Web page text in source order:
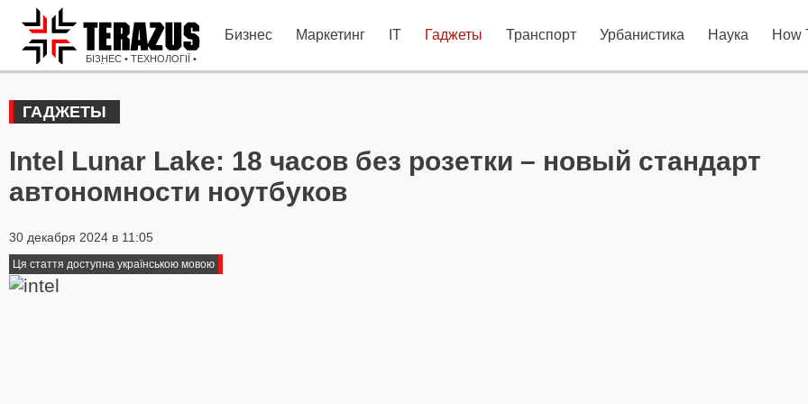
БІЗНЕС • ТЕХНОЛОГІЇ •
ІДЕЇ
Бизнес Маркетинг IT Гаджеты Транспорт Урбанистика Наука How
ГАДЖЕТЫ
Intel Lunar Lake: 18 часов без розетки – новый стандарт
автономности ноутбуков
30 декабря 2024 в 11:05
Ця стаття доступна українською мовою